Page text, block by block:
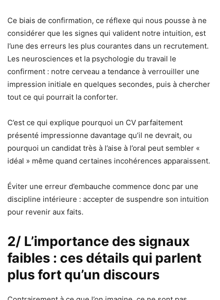
Ce biais de confirmation, ce réflexe qui nous pousse à ne
considérer que les signes qui valident notre intuition, est
l’une des erreurs les plus courantes dans un recrutement.
Les neurosciences et la psychologie du travail le
confirment : notre cerveau a tendance à verrouiller une
impression initiale en quelques secondes, puis à chercher
tout ce qui pourrait la conforter.
C’est ce qui explique pourquoi un CV parfaitement
présenté impressionne davantage qu’il ne devrait, ou
pourquoi un candidat très à l’aise à l’oral peut sembler «
idéal » même quand certaines incohérences apparaissent.
Éviter une erreur d’embauche commence donc par une
discipline intérieure : accepter de suspendre son intuition
pour revenir aux faits.
2/ L’importance des signaux
faibles : ces détails qui parlent
plus fort qu’un discours